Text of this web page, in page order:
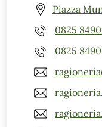
Piazza
0825
0825